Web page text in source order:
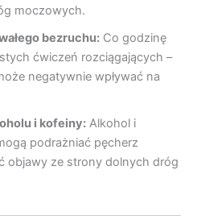
moczowych.
bezruchu:Co godzinę
ćwiczeń rozciągających –
negatywnie wpływać na
i kofeiny:Alkohol i
podrażniać pęcherz
objawy ze strony dolnych dróg